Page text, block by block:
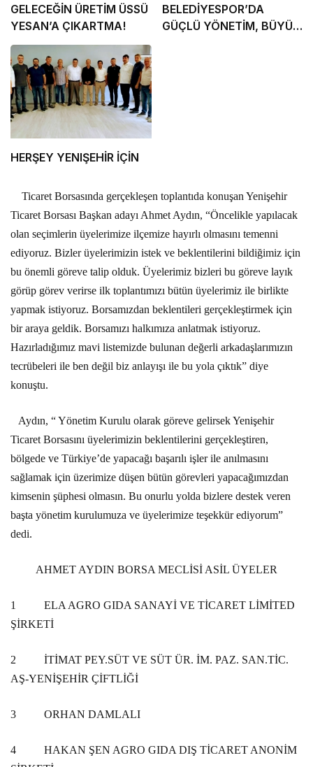
GELECEĞİN ÜRETİM ÜSSÜ
YESAN’A ÇIKARTMA!
BELEDİYESPOR’DA
GÜÇLÜ YÖNETİM, BÜYÜK
HERŞEY YENIŞEHİR İÇİN
Ticaret Borsasında gerçekleşen toplantıda konuşan Yenişehir
Ticaret Borsası Başkan adayı Ahmet Aydın, “Öncelikle yapılacak
olan seçimlerin üyelerimize ilçemize hayırlı olmasını temenni
ediyoruz. Bizler üyelerimizin istek ve beklentilerini bildiğimiz için
bu önemli göreve talip olduk. Üyelerimiz bizleri bu göreve layık
görüp görev verirse ilk toplantımızı bütün üyelerimiz ile birlikte
yapmak istiyoruz. Borsamızdan beklentileri gerçekleştirmek için
bir araya geldik. Borsamızı halkımıza anlatmak istiyoruz.
Hazırladığımız mavi listemizde bulunan değerli arkadaşlarımızın
tecrübeleri ile ben değil biz anlayışı ile bu yola çıktık” diye
konuştu.
Aydın, “ Yönetim Kurulu olarak göreve gelirsek Yenişehir
Ticaret Borsasını üyelerimizin beklentilerini gerçekleştiren,
bölgede ve Türkiye’de yapacağı başarılı işler ile anılmasını
sağlamak için üzerimize düşen bütün görevleri yapacağımızdan
kimsenin şüphesi olmasın. Bu onurlu yolda bizlere destek veren
başta yönetim kurulumuza ve üyelerimize teşekkür ediyorum”
dedi.
AHMET AYDIN BORSA MECLİSİ ASİL ÜYELER
1
ELA AGRO GIDA SANAYİ VE TİCARET LİMİTED
ŞİRKETİ
2
İTİMAT PEY.SÜT VE SÜT ÜR. İM. PAZ. SAN.TİC.
AŞ-YENİŞEHİR ÇİFTLİĞİ
3 ORHAN DAMLALI
4
HAKAN ŞEN AGRO GIDA DIŞ TİCARET ANONİM